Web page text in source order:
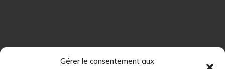
Gérer le consentement aux